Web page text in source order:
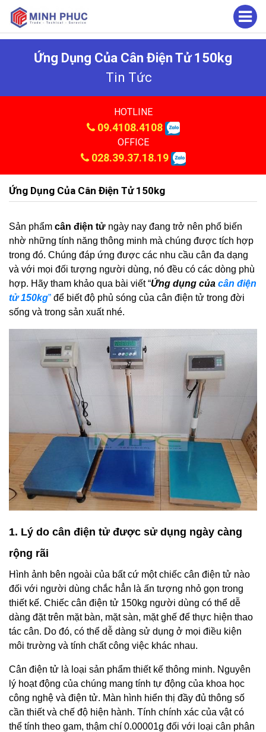
Ứng Dụng Của Cân Điện Tử 150kg
Tin Tức
HOTLINE
09.4108.4108
OFFICE
028.39.37.18.19
Ứng Dụng Của Cân Điện Tử 150kg
Sản phẩm cân điện tử ngày nay đang trở nên phổ biến
nhờ những tính năng thông minh mà chúng được tích hợp
trong đó. Chúng đáp ứng được các nhu cầu cân đa dạng
và với mọi đối tượng người dùng, nó đều có các dòng phù
hợp. Hãy tham khảo qua bài viết “Ứng dụng của cân điện
tử 150kg” để biết độ phủ sóng của cân điện tử trong đời
sống và trong sản xuất nhé.
1. Lý do cân điện tử được sử dụng ngày càng
rộng rãi
Hình ảnh bên ngoài của bất cứ một chiếc cân điện tử nào
đối với người dùng chắc hẳn là ấn tượng nhỏ gọn trong
thiết kế. Chiếc cân điện tử 150kg người dùng có thể dễ
dàng đặt trên mặt bàn, mặt sàn, mặt ghế để thực hiện thao
tác cân. Do đó, có thể dễ dàng sử dụng ở mọi điều kiện
môi trường và tính chất công việc khác nhau.
Cân điện tử là loại sản phẩm thiết kế thông minh. Nguyên
lý hoạt động của chúng mang tính tự động của khoa học
công nghệ và điện tử. Màn hình hiển thị đầy đủ thông số
cần thiết và chế độ hiện hành. Tính chính xác của vật có
thể tính theo gam, thậm chí 0.00001g đối với loại cân phân